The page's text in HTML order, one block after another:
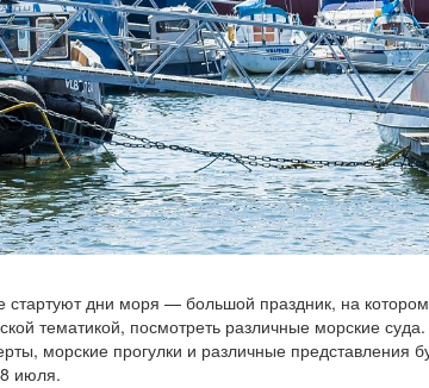
стартуют дни моря — большой праздник, на
тематикой, посмотреть различные морские
морские прогулки и различные представления
июля.